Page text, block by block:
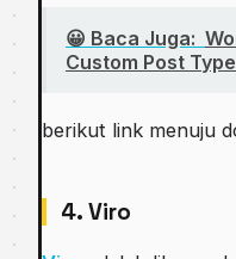
😀 Baca Juga:
Custom Post
bеrіkut lіnk menuju
4. Viro